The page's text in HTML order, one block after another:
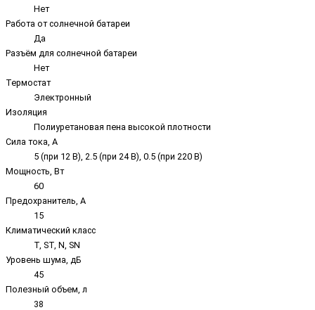
Нет
Работа от солнечной батареи
Да
Разъём для солнечной батареи
Нет
Термостат
Электронный
Изоляция
Полиуретановая пена высокой плотности
Сила тока, А
5 (при 12 В), 2.5 (при 24 В), 0.5 (при 220 В)
Мощность, Вт
60
Предохранитель, А
15
Климатический класс
T, ST, N, SN
Уровень шума, дБ
45
Полезный объем, л
38